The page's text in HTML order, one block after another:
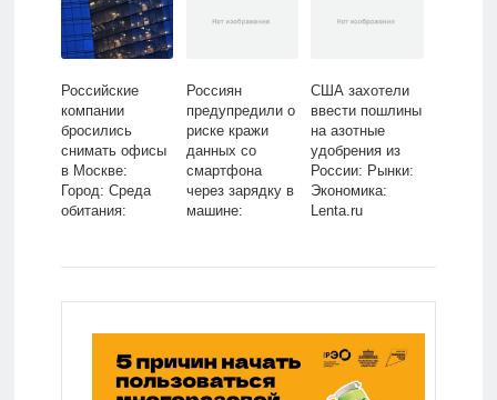
Российские
компании
бросились
снимать офисы
в Москве:
Город: Среда
обитания:
Россиян
предупредили о
риске кражи
данных со
смартфона
через зарядку в
машине:
СМИ: Lenta.ru
США захотели
ввести пошлины
на азотные
удобрения из
России: Рынки:
Экономика:
Lenta.ru